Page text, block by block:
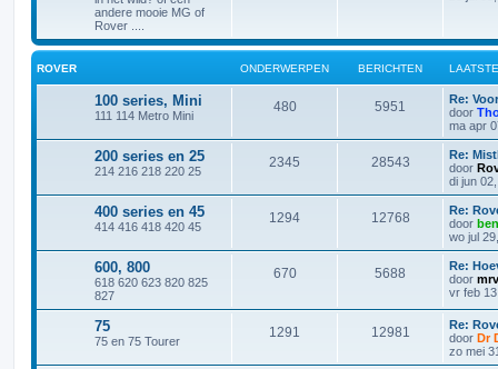
andere mooie MG of
Rover ....
ROVER ONDERWERPEN BERICHTEN
100 series, Mini
111 114 Metro Mini
480 5951
Re:
door
ma apr
200 series en 25
214 216 218 220 25
2345 28543
Re:
door
di jun
400 series en 45
414 416 418 420 45
1294 12768
Re:
door
wo jul
600, 800
618 620 623 820 825
827
670 5688
Re:
door
vr feb
75
75 en 75 Tourer
1291 12981
Re:
door Dr
zo mei